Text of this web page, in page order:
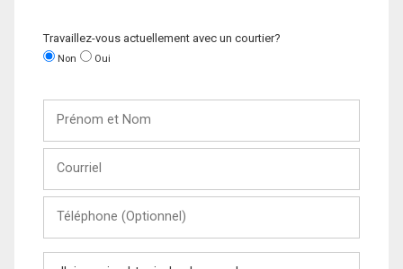
Travaillez-vous actuellement avec un courtier?
Non Oui
Nom
(Optionnel)
Message